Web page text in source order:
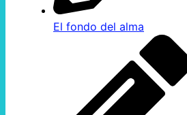
El fondo del alma